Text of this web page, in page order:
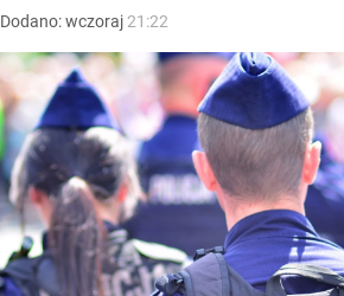
Dodano:wczoraj 21:22